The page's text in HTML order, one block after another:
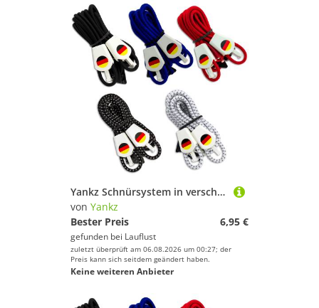
Yankz Schnürsystem in verschiedenen Farben mit Deutschlandfahne
von Yankz
Bester Preis
6,95 €
gefunden bei Lauflust
zuletzt überprüft am 06.08.2026 um 00:27; der
Preis kann sich seitdem geändert haben.
Keine weiteren Anbieter